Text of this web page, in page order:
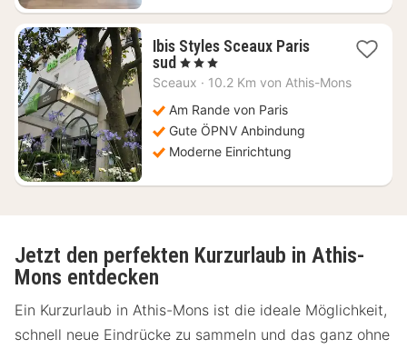
Ibis Styles Sceaux Paris
sud 2
Nächte
69
€
, 3 Sterne
Sceaux · 10.2 Km von Athis-Mons
Am Rande von Paris
Gute ÖPNV Anbindung
Moderne Einrichtung
Jetzt den perfekten Kurzurlaub in Athis-
Mons entdecken
Ein Kurzurlaub in Athis-Mons ist die ideale Möglichkeit,
schnell neue Eindrücke zu sammeln und das ganz ohne